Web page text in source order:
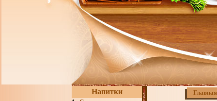
Напитки Главная